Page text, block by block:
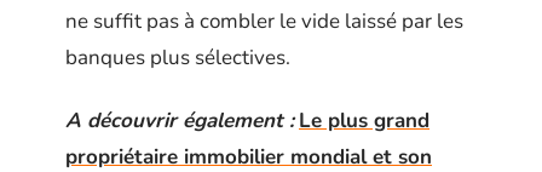
ne suffit pas à combler le vide laissé par les
banques plus sélectives.
A découvrir également : Le plus grand
propriétaire immobilier mondial et son